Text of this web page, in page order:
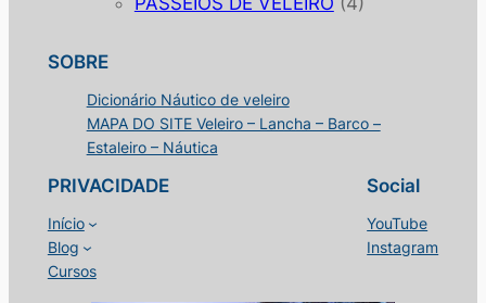
SOBRE
Dicionário Náutico de veleiro
MAPA DO SITE Veleiro – Lancha – Barco –
Estaleiro – Náutica
PRIVACIDADE
Início
Blog
Cursos
Social
YouTube
Instagram